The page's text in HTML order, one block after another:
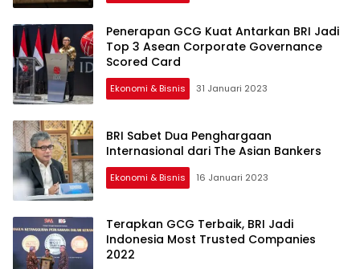
Penerapan GCG Kuat Antarkan BRI Jadi
Top 3 Asean Corporate Governance
Scored Card
Ekonomi & Bisnis 31 Januari 2023
BRI Sabet Dua Penghargaan
Internasional dari The Asian Bankers
Ekonomi & Bisnis 16 Januari 2023
Terapkan GCG Terbaik, BRI Jadi
Indonesia Most Trusted Companies
2022